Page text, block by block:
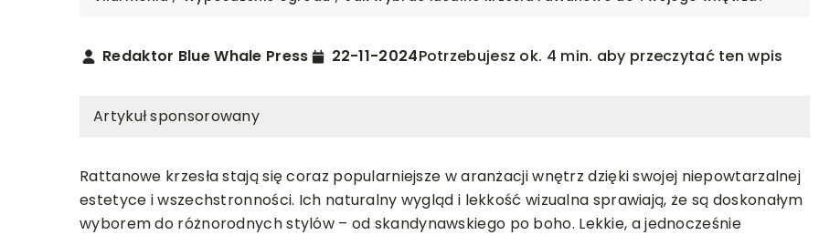
Redaktor Blue Whale Press 22-11-2024Potrzebujesz ok. 4 min. aby przeczytać ten wpis
Artykuł sponsorowany
Rattanowe krzesła stają się coraz popularniejsze w aranżacji wnętrz dzięki swojej niepowtarzalnej
estetyce i wszechstronności. Ich naturalny wygląd i lekkość wizualna sprawiają, że są doskonałym
wyborem do różnorodnych stylów – od skandynawskiego po boho. Lekkie, a jednocześnie